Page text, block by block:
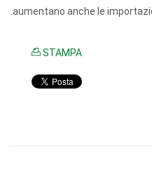
aumentano anche le
STAMPA